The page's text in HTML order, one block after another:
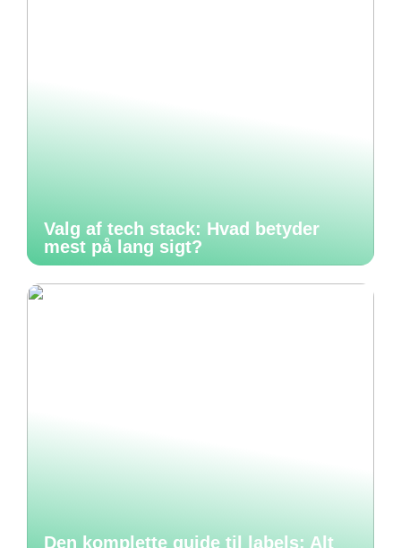
Valg af tech stack: Hvad betyder
mest på lang sigt?
Den komplette guide til labels: Alt